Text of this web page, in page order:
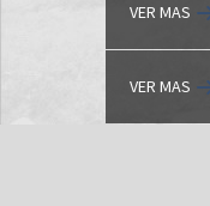
VER MAS
VER MAS